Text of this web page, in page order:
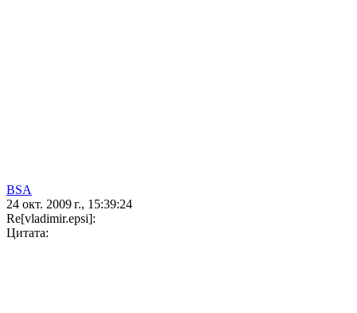
BSA
24 окт. 2009 г., 15:39:24
Re[vladimir.epsi]:
Цитата: